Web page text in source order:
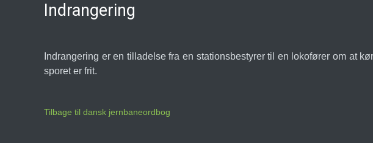
Indrangering
Indrangering er en tilladelse fra en stationsbestyrer til en lokofører om at
sporet er frit.
Tilbage til dansk jernbaneordbog